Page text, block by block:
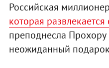
Российская
которая
преподнесла
неожиданный